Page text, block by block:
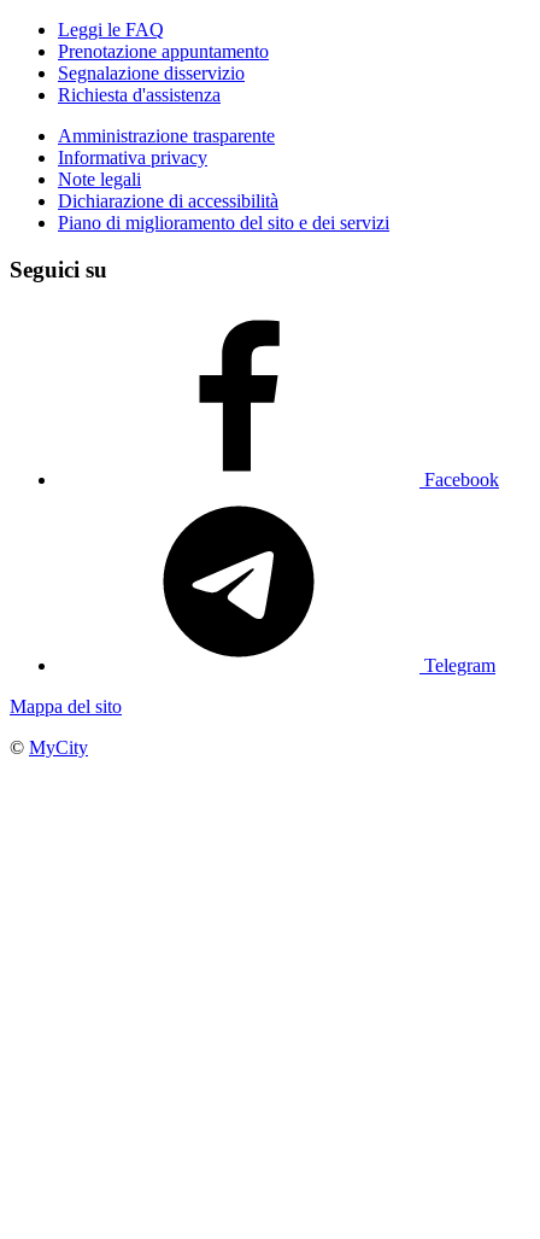
Leggi le FAQ
Prenotazione appuntamento
Segnalazione disservizio
Richiesta d'assistenza
Amministrazione trasparente
Informativa privacy
Note legali
Dichiarazione di accessibilità
Piano di miglioramento del sito e dei servizi
Seguici su
Facebook
Telegram
Mappa del sito
© MyCity